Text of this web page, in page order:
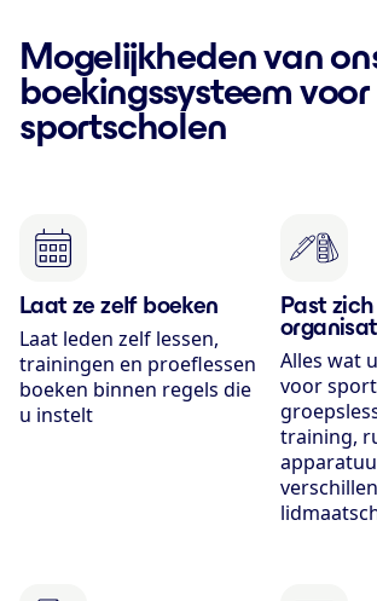
Mogelijkheden van
boekingssysteem voor
sportscholen
Laat ze zelf boeken
Laat leden zelf lessen,
trainingen en proeflessen
boeken binnen regels die
u instelt
Past
Alles wat
voor
training,